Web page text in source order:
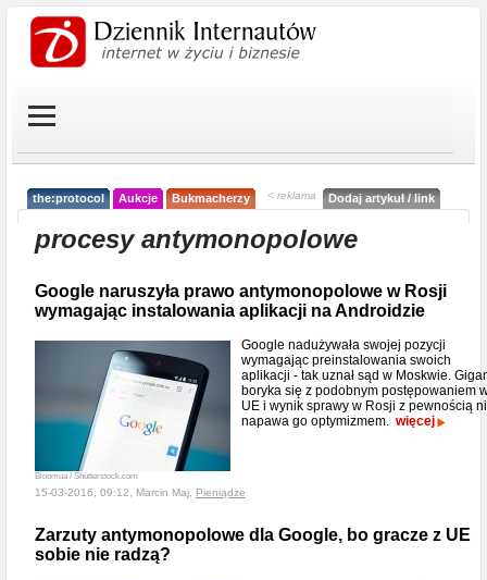
the:protocol Aukcje Bukmacherzy < reklama Dodaj artykuł / link
procesy antymonopolowe
Google naruszyła prawo antymonopolowe w Rosji
wymagając instalowania aplikacji na Androidzie
Bloomua / Shutterstock.com
Google nadużywała swojej pozycji
wymagając preinstalowania swoich
aplikacji - tak uznał sąd w Moskwie.
boryka się z podobnym postępowaniem
UE i wynik sprawy w Rosji z pewnością
napawa go optymizmem. więcej
15-03-2016, 09:12, Marcin Maj, Pieniądze
Zarzuty antymonopolowe dla Google, bo gracze z UE
sobie nie radzą?